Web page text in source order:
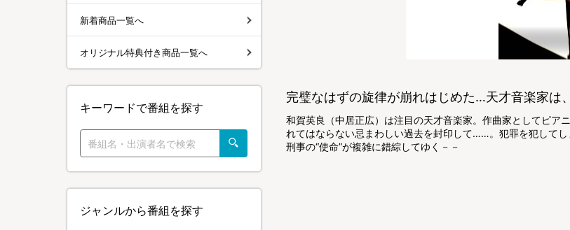
完璧なはずの旋律が崩れはじめた…天才音楽家は
和賀英良（中居正広）は注目の天才音楽家。作曲家としてピア
れてはならない忌まわしい過去を封印して……。犯罪を犯してし
刑事の“使命”が複雑に錯綜してゆく－－
新着商品一覧へ
オリジナル特典付き商品一覧へ
キーワードで番組を探す
ジャンルから番組を探す